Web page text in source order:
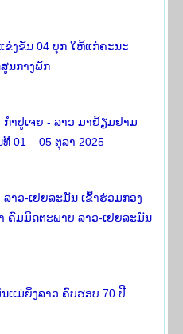
ງຂັນ 04 ບຸກ ໃຫ້ແກ່ຄະນະ
ນກາງພັກ
າປູເຈຍ - ລາວ ມາຢ້ຽມຢາມ
01 – 05 ຕຸລາ 2025
າວ-ເຢຍລະມັນ ເຂົ້າຮ່ວມກອງ
ຄົມມິດຕະພາບ ລາວ-ເຢຍລະມັນ
ເເມ່ຍິງລາວ ຄົບຮອບ 70 ປີ